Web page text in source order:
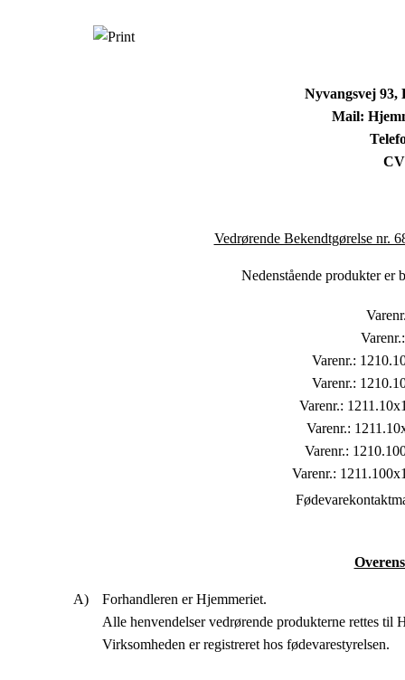
Nyvangsvej 93,
Mail:
Vedrørende Bekendtgørelse nr.
Nedenstående produkter er
Varenr.:
Varenr.:
Varenr.:
Varenr.:
Varenr.:
Varenr.:
Forhandleren er Hjemmeriet.
Alle henvendelser vedrørende produkterne rettes til
Virksomheden er registreret hos fødevarestyrelsen.